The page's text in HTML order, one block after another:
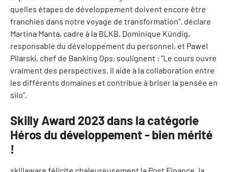
quelles étapes de développement doivent encore être
franchies dans notre voyage de transformation". déclare
Martina Manta, cadre à la BLKB. Dominique Kündig,
responsable du développement du personnel, et Pawel
Pilarski, chef de Banking Ops, soulignent : "Le cours ouvre
vraiment des perspectives. Il aide à la collaboration entre
les différents domaines et contribue à briser la pensée en
silo".
Skilly Award 2023 dans la catégorie
Héros du développement - bien mérité
!